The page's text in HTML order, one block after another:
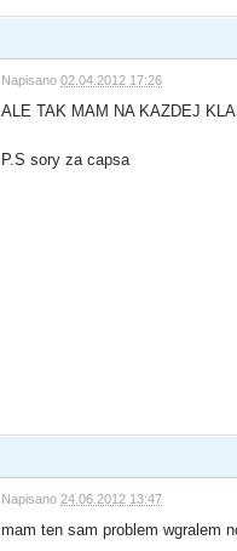
Napisano02.04.2012 17:26
ALE TAK MAM NA KAZDEJ
P.S sory za capsa
Napisano 24.06.2012 13:47
mam ten sam problem wgralem